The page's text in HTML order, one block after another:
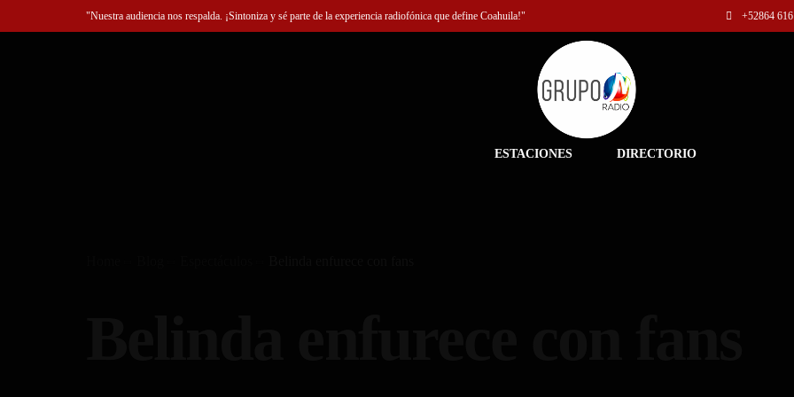
"Nuestra audiencia nos respalda. ¡Sintoniza y sé parte de la experiencia radiofónica que define Coahuila!" +52864
ESTACIONES DIRECTORIO